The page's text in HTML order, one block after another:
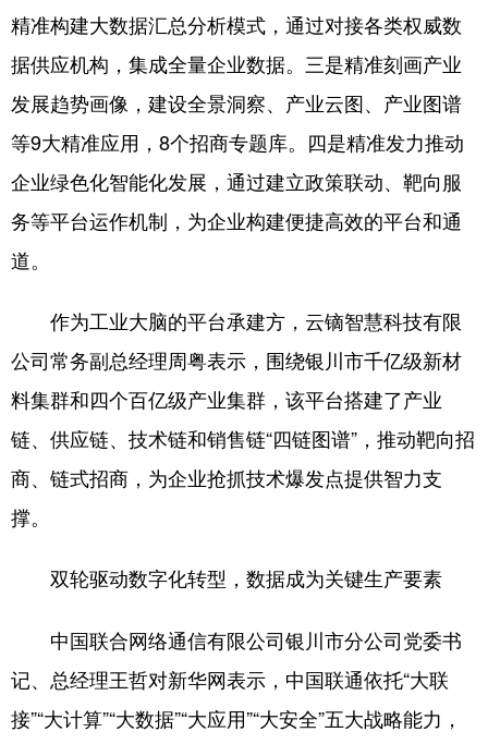
精准构建大数据汇总分析模式，通过对接各类权威数
据供应机构，集成全量企业数据。三是精准刻画产业
发展趋势画像，建设全景洞察、产业云图、产业图谱
等9大精准应用，8个招商专题库。四是精准发力推动
企业绿色化智能化发展，通过建立政策联动、靶向服
务等平台运作机制，为企业构建便捷高效的平台和通
道。
作为工业大脑的平台承建方，云镝智慧科技有限
公司常务副总经理周粤表示，围绕银川市千亿级新材
料集群和四个百亿级产业集群，该平台搭建了产业
链、供应链、技术链和销售链“四链图谱”，推动靶向招
商、链式招商，为企业抢抓技术爆发点提供智力支
撑。
双轮驱动数字化转型，数据成为关键生产要素
中国联合网络通信有限公司银川市分公司党委书
记、总经理王哲对新华网表示，中国联通依托“大联
接”“大计算”“大数据”“大应用”“大安全”五大战略能力，